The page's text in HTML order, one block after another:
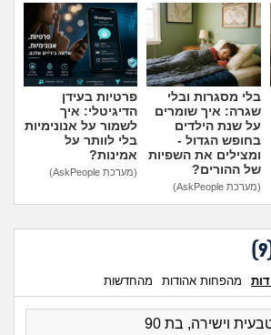
חיות מחמד
יוקר המחיה
גאווה
הוספת טיפ
בלי מסגרות ובלי
שגרה: איך שומרים
על שנת הילדים
בחופש הגדול -
ומצילים את השפיות
של ההורים?
(מערכת AskPeople)
פרטיות בעידן
הדיגיטלי: איך
לשמור על אנונימיות
בלי לוותר על
אמינות?
(מערכת AskPeople)
9
)
מהפחות אהודות מהחדשות
וישירה, בת 90